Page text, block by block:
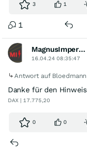
3 1
1
MagnusImperata
16.04.24 08:35:47
Antwort auf Bloedmann
Danke für den Hinweis
DAX | 17.775,20
0 0